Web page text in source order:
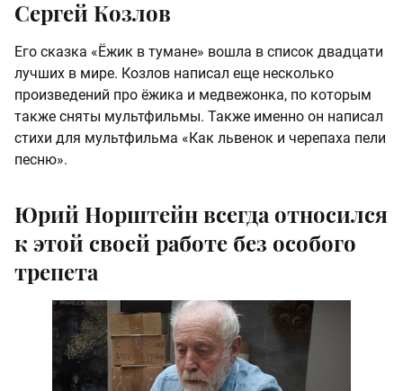
Сергей Козлов
Его сказка «Ёжик в тумане» вошла в список двадцати
лучших в мире. Козлов написал еще несколько
произведений про ёжика и медвежонка, по которым
также сняты мультфильмы. Также именно он написал
стихи для мультфильма «Как львенок и черепаха пели
песню».
Юрий Норштейн всегда относился
к этой своей работе без особого
трепета